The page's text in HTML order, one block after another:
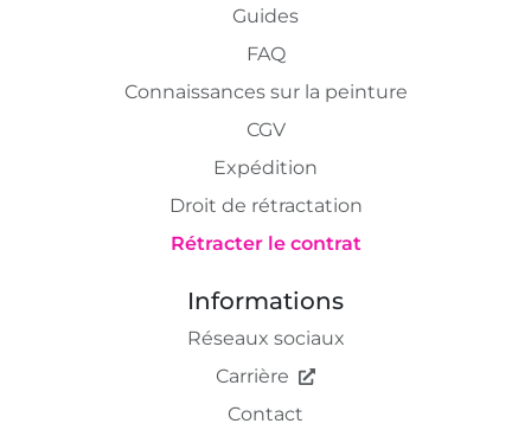
Guides
FAQ
Connaissances sur la peinture
CGV
Expédition
Droit de rétractation
Rétracter le contrat
Informations
Réseaux sociaux
Carrière
Contact